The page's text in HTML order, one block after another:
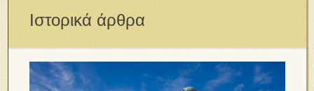
Ιστορικά άρθρα